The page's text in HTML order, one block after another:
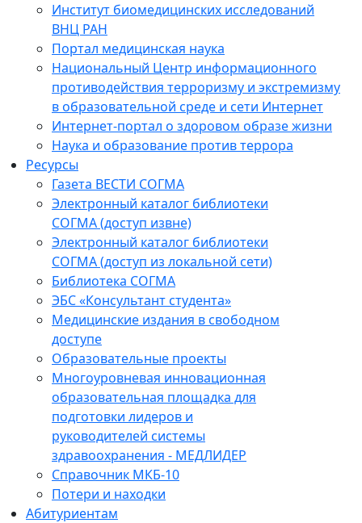
Институт биомедицинских исследований
ВНЦ РАН
Портал медицинская наука
Национальный Центр информационного
противодействия терроризму и экстремизму
в образовательной среде и сети Интернет
Интернет-портал о здоровом образе жизни
Наука и образование против террора
Ресурсы
Газета ВЕСТИ СОГМА
Электронный каталог библиотеки
СОГМА (доступ извне)
Электронный каталог библиотеки
СОГМА (доступ из локальной сети)
Библиотека СОГМА
ЭБС «Консультант студента»
Медицинские издания в свободном
доступе
Образовательные проекты
Многоуровневая инновационная
образовательная площадка для
подготовки лидеров и
руководителей системы
здравоохранения - МЕДЛИДЕР
Справочник МКБ-10
Потери и находки
Абитуриентам